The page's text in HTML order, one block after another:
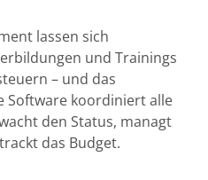
lassen sich
und Trainings
– und das
Software koordiniert alle
den Status, managt
das Budget.